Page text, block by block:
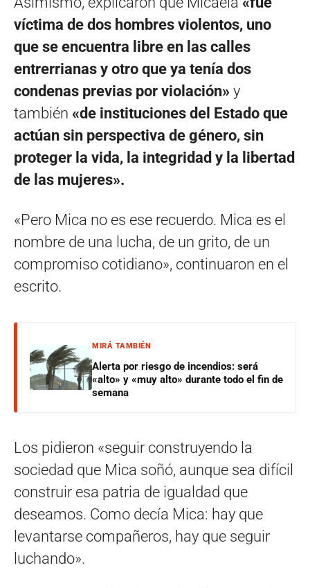
víctima de dos hombres violentos, uno
que se encuentra libre en las calles
entrerrianas y otro que ya tenía dos
condenas previas por violación» y
también «de instituciones del Estado que
actúan sin perspectiva de género, sin
proteger la vida, la integridad y la libertad
de las mujeres».
«Pero Mica no es ese recuerdo. Mica es el
nombre de una lucha, de un grito, de un
compromiso cotidiano», continuaron en el
escrito.
MIRÁ TAMBIÉN
Alerta por riesgo de incendios: será
«alto» y «muy alto» durante todo el fin de
semana
Los pidieron «seguir construyendo la
sociedad que Mica soñó, aunque sea difícil
construir esa patria de igualdad que
deseamos. Como decía Mica: hay que
levantarse compañeros, hay que seguir
luchando».